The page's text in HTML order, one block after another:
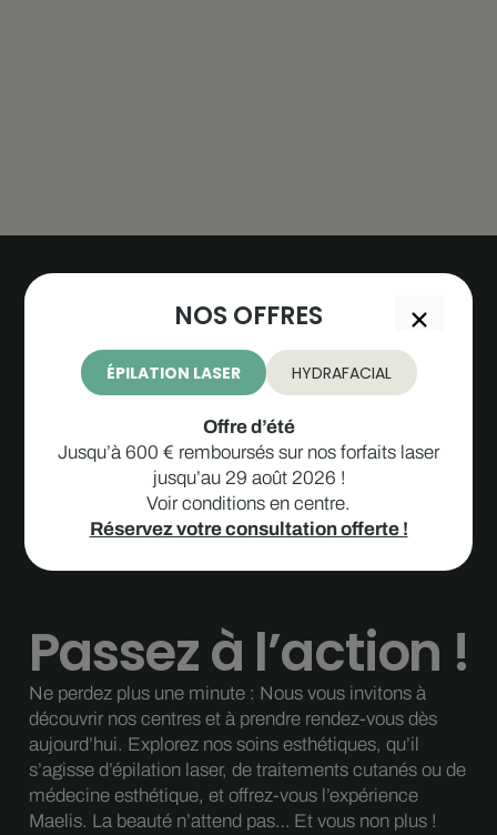
Passez à l’action !
Ne perdez plus une minute : Nous vous invitons à
découvrir nos centres et à prendre rendez-vous dès
aujourd’hui. Explorez nos soins esthétiques, qu’il
s’agisse d’épilation laser, de traitements cutanés ou de
médecine esthétique, et offrez-vous l’expérience
Maelis. La beauté n’attend pas… Et vous non plus !
NOS OFFRES
ÉPILATION LASER HYDRAFACIAL
Offre d’été
Jusqu’à 600 € remboursés sur nos forfaits laser
jusqu’au 29 août 2026 !
Voir conditions en centre.
Réservez votre consultation offerte !